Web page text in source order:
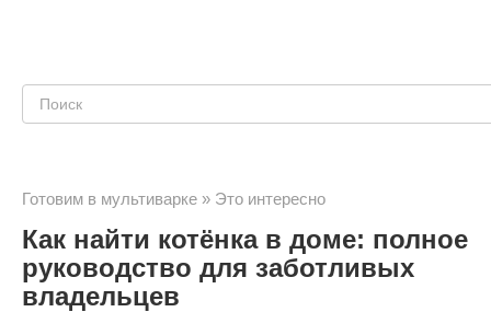
Поиск:
Готовим в мультиварке » Это интересно
Как найти котёнка в доме: полное
руководство для заботливых
владельцев